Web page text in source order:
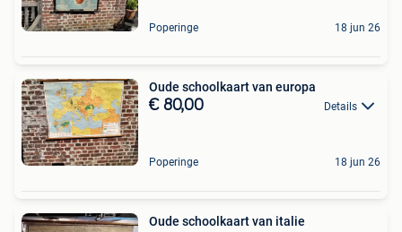
Poperinge 18 jun 26
Oude schoolkaart van europa
€ 80,00 Details
Poperinge 18 jun 26
Oude schoolkaart van italie